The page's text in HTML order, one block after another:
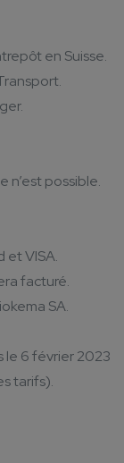
en Suisse.
n’est possible.
et VISA.
facturé.
SA.
le 6 février 2023
tarifs).